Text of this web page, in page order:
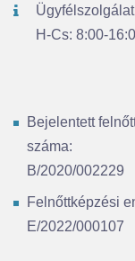
H-Cs: 8:00-
Bejelentett
száma:
B/2020/002229
Felnőttképzési
E/2022/000107